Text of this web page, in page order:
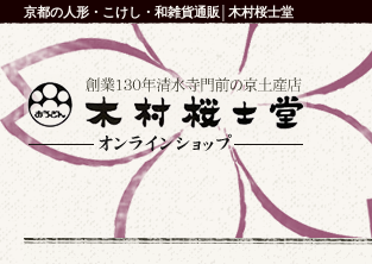
京都の人形・こけし・和雑貨通販│木村桜士堂